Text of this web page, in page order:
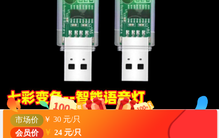
市场价 ￥ 30 元/只
会员价
￥ 24 元/只